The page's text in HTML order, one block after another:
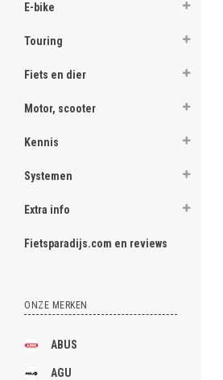
E-bike
Touring
Fiets en dier
Motor, scooter
Kennis
Systemen
Extra info
Fietsparadijs.com en reviews
ONZE MERKEN
ABUS
AGU